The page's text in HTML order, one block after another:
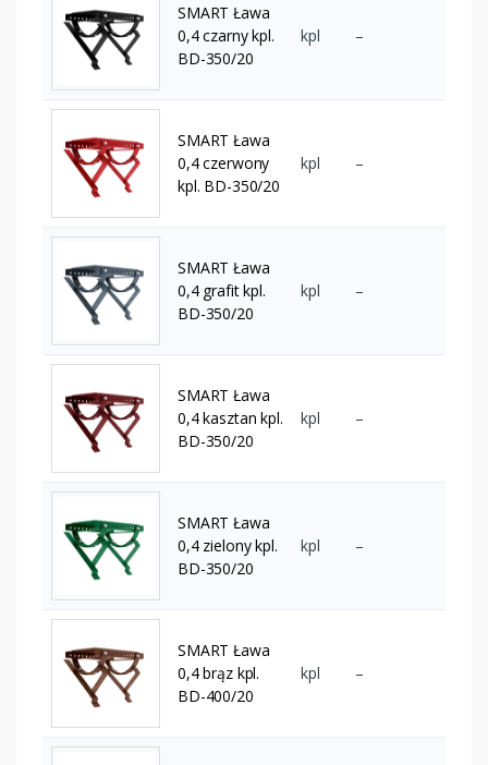
SMART Ława
0,4 czarny kpl.
BD-350/20
kpl –
SMART Ława
0,4 czerwony
kpl. BD-350/20
kpl –
SMART Ława
0,4 grafit kpl.
BD-350/20
kpl –
SMART Ława
0,4 kasztan kpl.
BD-350/20
kpl –
SMART Ława
0,4 zielony kpl.
BD-350/20
kpl –
SMART Ława
0,4 brąz kpl.
BD-400/20
kpl –